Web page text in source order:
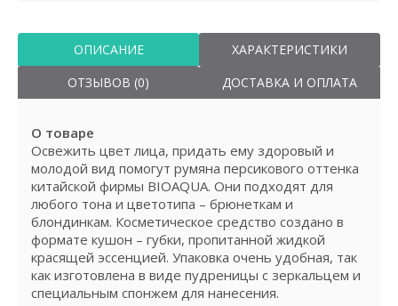
ОПИСАНИЕ
ХАРАКТЕРИСТИКИ
ОТЗЫВОВ (0)
ДОСТАВКА И ОПЛАТА
О товаре
Освежить цвет лица, придать ему здоровый и
молодой вид помогут румяна персикового оттенка
китайской фирмы BIOAQUA. Они подходят для
любого тона и цветотипа – брюнеткам и
блондинкам. Косметическое средство создано в
формате кушон – губки, пропитанной жидкой
красящей эссенцией. Упаковка очень удобная, так
как изготовлена в виде пудреницы с зеркальцем и
специальным спонжем для нанесения.